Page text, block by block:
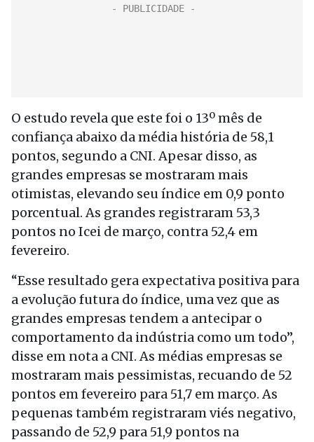
O estudo revela que este foi o 13º mês de
confiança abaixo da média história de 58,1
pontos, segundo a CNI. Apesar disso, as
grandes empresas se mostraram mais
otimistas, elevando seu índice em 0,9 ponto
porcentual. As grandes registraram 53,3
pontos no Icei de março, contra 52,4 em
fevereiro.
“Esse resultado gera expectativa positiva para
a evolução futura do índice, uma vez que as
grandes empresas tendem a antecipar o
comportamento da indústria como um todo”,
disse em nota a CNI. As médias empresas se
mostraram mais pessimistas, recuando de 52
pontos em fevereiro para 51,7 em março. As
pequenas também registraram viés negativo,
passando de 52,9 para 51,9 pontos na